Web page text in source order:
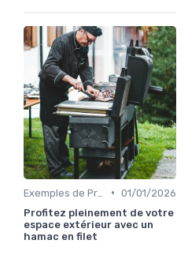
• 01/01/2026
Profitez pleinement de votre
espace extérieur avec un
hamac en filet